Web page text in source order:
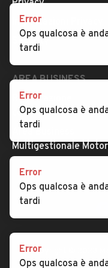
Privacy
Impostazioni Privacy
Security
AREA BUSINESS
Registrazione
concessionario
Multigestionale
Copyright © 2023
Marktplaats
Error
Ops qualcosa è
tardi
Error
Ops qualcosa è
tardi
Error
Ops qualcosa è
tardi
Error
Ops qualcosa è